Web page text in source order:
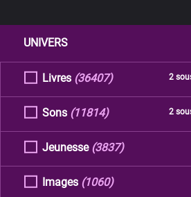
UNIVERS
Livres 2
(36407)
Sons 2
(11814)
Jeunesse (3837)
Images (1060)